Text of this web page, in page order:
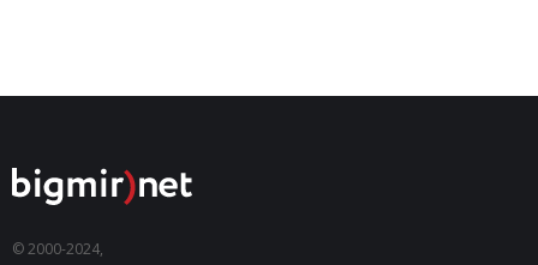
© 2000-2024,